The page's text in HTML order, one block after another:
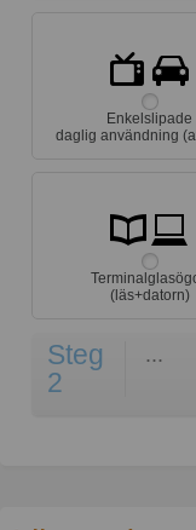
Enkelslipade
daglig användning
(läs+datorn)
Steg
2
...